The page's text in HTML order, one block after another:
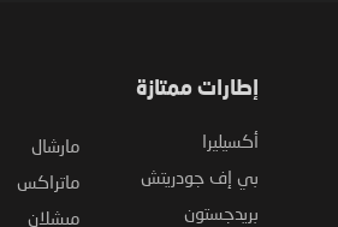
إطارات ممتازة
أكسيليرا
بي إف جودريتش
بريدجستون
مارشال
ماتراكس
ميشلان